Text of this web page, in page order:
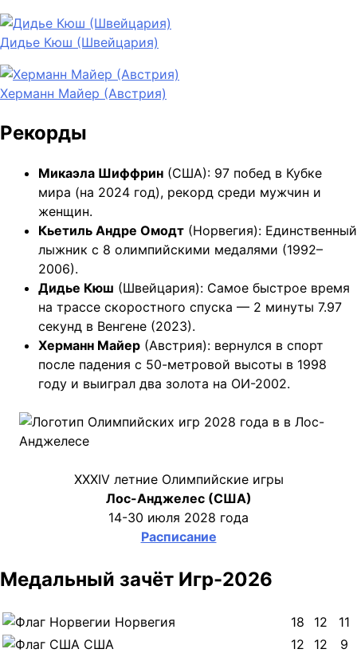
Дидье Кюш (Швейцария)
Херманн Майер (Австрия)
Рекорды
Микаэла Шиффрин (США): 97 побед в Кубке
мира (на 2024 год), рекорд среди мужчин и
женщин.
Кьетиль Андре Омодт (Норвегия): Единственный
лыжник с 8 олимпийскими медалями (1992–
2006).
Дидье Кюш (Швейцария): Самое быстрое время
на трассе скоростного спуска — 2 минуты 7.97
секунд в Венгене (2023).
Херманн Майер (Австрия): вернулся в спорт
после падения с 50-метровой высоты в 1998
году и выиграл два золота на ОИ-2002.
XXXIV летние Олимпийские игры
Лос-Анджелес (США)
14-30 июля 2028 года
Расписание
Медальный зачёт Игр-2026
Норвегия 18 12
11
США
12 12
9